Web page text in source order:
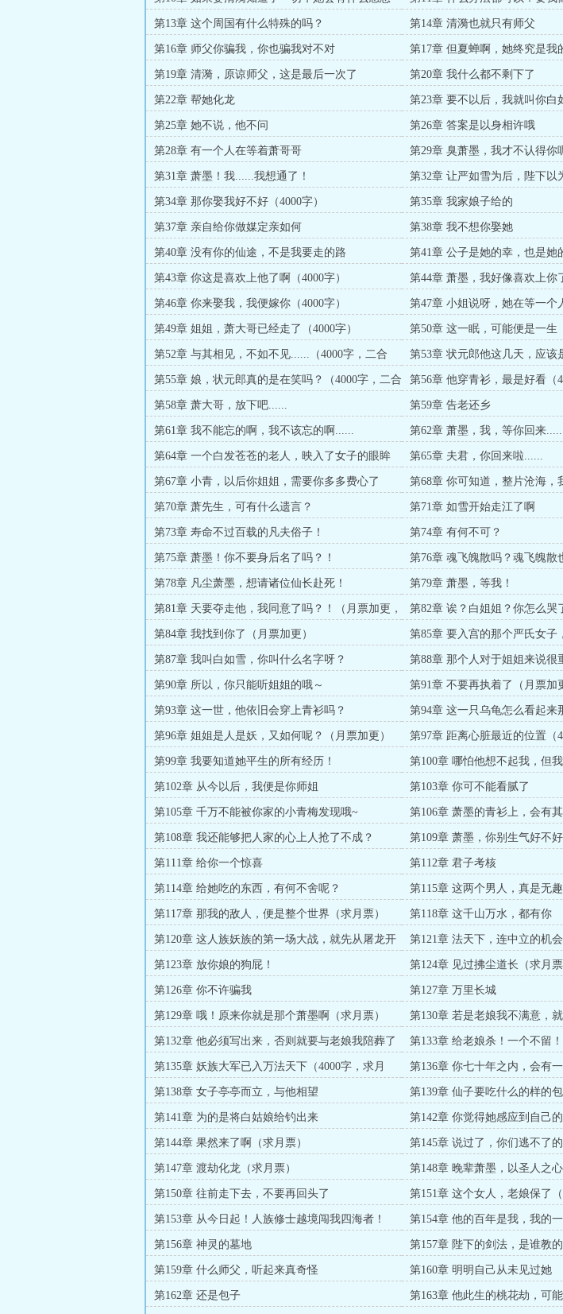
呢？
第13章 这个周国有什么特殊的吗？ 第14章 清漪也就只有师父
第16章 师父你骗我，你也骗我对不对 第17章 但夏蝉啊，她终究是我
第19章 清漪，原谅师父，这是最后一次了 第20章 我什么都不剩下了
第22章 帮她化龙 第23章 要不以后，我就叫你白
第25章 她不说，他不问 第26章 答案是以身相许哦
第28章 有一个人在等着萧哥哥 第29章 臭萧墨，我才不认得你
第31章 萧墨！我......我想通了！ 第32章 让严如雪为后，陛下以
第34章 那你娶我好不好（4000字） 第35章 我家娘子给的
第37章 亲自给你做媒定亲如何 第38章 我不想你娶她
第40章 没有你的仙途，不是我要走的路 第41章 公子是她的幸，也是她
第43章 你这是喜欢上他了啊（4000字） 第44章 萧墨，我好像喜欢上你
第46章 你来娶我，我便嫁你（4000字） 第47章 小姐说呀，她在等一个
第49章 姐姐，萧大哥已经走了（4000字） 第50章 这一眠，可能便是一生
第52章 与其相见，不如不见......（4000字，二合
一）
第53章 状元郎他这几天，应该
第55章 娘，状元郎真的是在笑吗？（4000字，二合
一）
第56章 他穿青衫，最是好看（
第58章 萧大哥，放下吧...... 第59章 告老还乡
第61章 我不能忘的啊，我不该忘的啊...... 第62章 萧墨，我，等你回来
第64章 一个白发苍苍的老人，映入了女子的眼眸 第65章 夫君，你回来啦......
第67章 小青，以后你姐姐，需要你多多费心了 第68章 你可知道，整片沧海，
第70章 萧先生，可有什么遗言？ 第71章 如雪开始走江了啊
第73章 寿命不过百载的凡夫俗子！ 第74章 有何不可？
第75章 萧墨！你不要身后名了吗？！ 第76章 魂飞魄散吗？魂飞魄散
第78章 凡尘萧墨，想请诸位仙长赴死！ 第79章 萧墨，等我！
第81章 天要夺走他，我同意了吗？！（月票加更，
4000字）
第82章 诶？白姐姐？你怎么哭
第84章 我找到你了（月票加更） 第85章 要入宫的那个严氏女子
第87章 我叫白如雪，你叫什么名字呀？ 第88章 那个人对于姐姐来说很
第90章 所以，你只能听姐姐的哦～ 第91章 不要再执着了（月票加
第93章 这一世，他依旧会穿上青衫吗？ 第94章 这一只乌龟怎么看起来
第96章 姐姐是人是妖，又如何呢？（月票加更） 第97章 距离心脏最近的位置（
第99章 我要知道她平生的所有经历！ 第100章 哪怕他想不起我，但
第102章 从今以后，我便是你师姐 第103章 你可不能看腻了
第105章 千万不能被你家的小青梅发现哦~ 第106章 萧墨的青衫上，会有
第108章 我还能够把人家的心上人抢了不成？ 第109章 萧墨，你别生气好不好
第111章 给你一个惊喜 第112章 君子考核
第114章 给她吃的东西，有何不舍呢？ 第115章 这两个男人，真是无
第117章 那我的敌人，便是整个世界（求月票） 第118章 这千山万水，都有你
第120章 这人族妖族的第一场大战，就先从屠龙开
始！（求月票）
第121章 法天下，连中立的机
（求月票）
第123章 放你娘的狗屁！ 第124章 见过拂尘道长（求月票
第126章 你不许骗我 第127章 万里长城
第129章 哦！原来你就是那个萧墨啊（求月票） 第130章 若是老娘我不满意，
第132章 他必须写出来，否则就要与老娘我陪葬了
（求月票）
第133章 给老娘杀！一个不留！
第135章 妖族大军已入万法天下（4000字，求月
票）
第136章 你七十年之内，会有
第138章 女子亭亭而立，与他相望 第139章 仙子要吃什么的样的
第141章 为的是将白姑娘给钓出来
第142章 你觉得她感应到自己
现吗？
第144章 果然来了啊（求月票） 第145章 说过了，你们逃不了的
第147章 渡劫化龙（求月票）
第148章 晚辈萧墨，以圣人之
（求月票）
第150章 往前走下去，不要再回头了 第151章 这个女人，老娘保了（
第153章 从今日起！人族修士越境闯我四海者！
死！
第154章 他的百年是我，我的
今心”的盟主）
第156章 神灵的墓地 第157章 陛下的剑法，是谁教的
第159章 什么师父，听起来真奇怪 第160章 明明自己从未见过她
第162章 还是包子 第163章 他此生的桃花劫，可